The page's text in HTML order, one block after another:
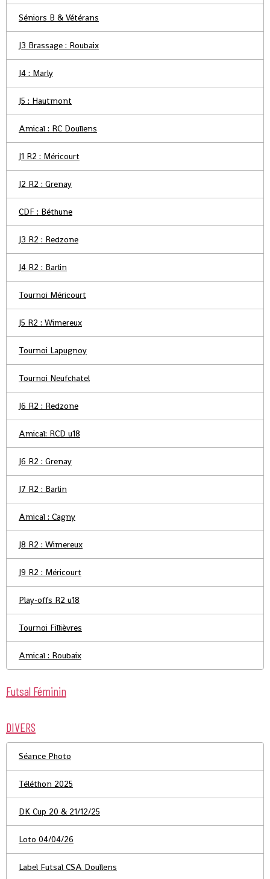
Séniors B & Vétérans
J3 Brassage : Roubaix
J4 : Marly
J5 : Hautmont
Amical : RC Doullens
J1 R2 : Méricourt
J2 R2 : Grenay
CDF : Béthune
J3 R2 : Redzone
J4 R2 : Barlin
Tournoi Méricourt
J5 R2 : Wimereux
Tournoi Lapugnoy
Tournoi Neufchatel
J6 R2 : Redzone
Amical: RCD u18
J6 R2 : Grenay
J7 R2 : Barlin
Amical : Cagny
J8 R2 : Wimereux
J9 R2 : Méricourt
Play-offs R2 u18
Tournoi Fillièvres
Amical : Roubaix
Futsal Féminin
DIVERS
Séance Photo
Téléthon 2025
DK Cup 20 & 21/12/25
Loto 04/04/26
Label Futsal CSA Doullens